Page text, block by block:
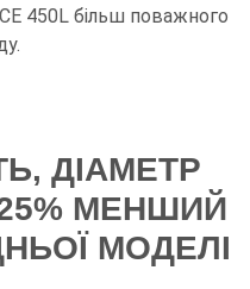
450L більш поважного
ДІАМЕТР
МЕНШИЙ
МОДЕЛІ